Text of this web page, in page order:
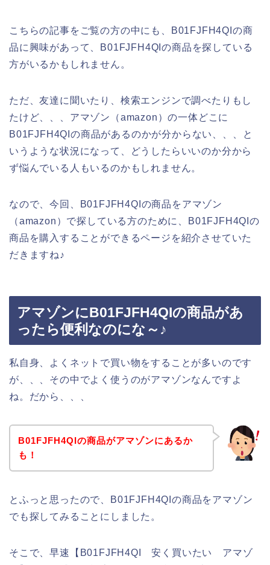
こちらの記事をご覧の方の中にも、B01FJFH4QIの商
品に興味があって、B01FJFH4QIの商品を探している
方がいるかもしれません。
ただ、友達に聞いたり、検索エンジンで調べたりもし
たけど、、、アマゾン（amazon）の一体どこに
B01FJFH4QIの商品があるのかが分からない、、、と
いうような状況になって、どうしたらいいのか分から
ず悩んでいる人もいるのかもしれません。
なので、今回、B01FJFH4QIの商品をアマゾン
（amazon）で探している方のために、B01FJFH4QIの
商品を購入することができるページを紹介させていた
だきますね♪
アマゾンにB01FJFH4QIの商品があ
ったら便利なのにな～♪
私自身、よくネットで買い物をすることが多いのです
が、、、その中でよく使うのがアマゾンなんですよ
ね。だから、、、
B01FJFH4QIの商品がアマゾンにあるか
も！
とふっと思ったので、B01FJFH4QIの商品をアマゾン
でも探してみることにしました。
そこで、早速【B01FJFH4QI 安く買いたい アマゾ